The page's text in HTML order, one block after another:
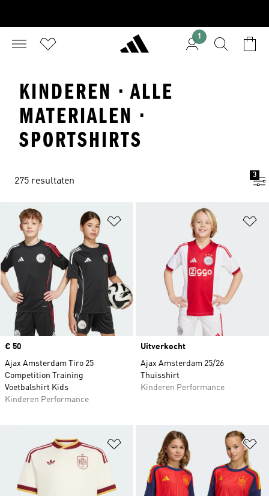
1
KINDEREN · ALLE
MATERIALEN ·
SPORTSHIRTS
275 resultaten
3
Op verlanglijst zetten
Price
€ 50
Ajax Amsterdam Tiro 25
Competition Training
Voetbalshirt Kids
Kinderen Performance
Uitverkocht
Ajax Amsterdam 25/26
Thuisshirt
Kinderen Performance
Op verlanglijst zetten